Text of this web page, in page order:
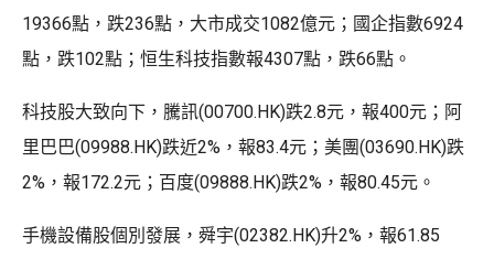
19366點，跌236點，大市成交1082億元；國企指數6924
點，跌102點；恒生科技指數報4307點，跌66點。
科技股大致向下，騰訊(00700.HK)跌2.8元，報400元；阿
里巴巴(09988.HK)跌近2%，報83.4元；美團(03690.HK)跌
2%，報172.2元；百度(09888.HK)跌2%，報80.45元。
手機設備股個別發展，舜宇(02382.HK)升2%，報61.85